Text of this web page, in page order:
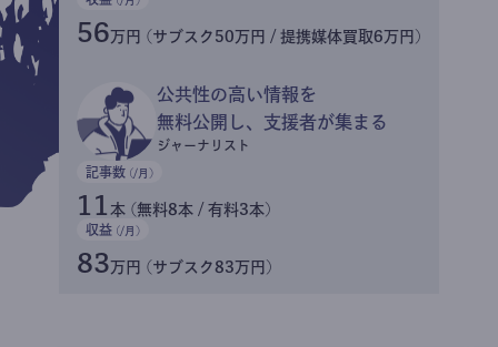
56万円 (サブスク50万円 / 提携媒体買取6万円)
公共性の高い情報を
無料公開し、支援者が集まる
ジャーナリスト
記事数 (/月)
11 本 (無料8本 / 有料3本)
収益 (/月)
83万円 (サブスク83万円)